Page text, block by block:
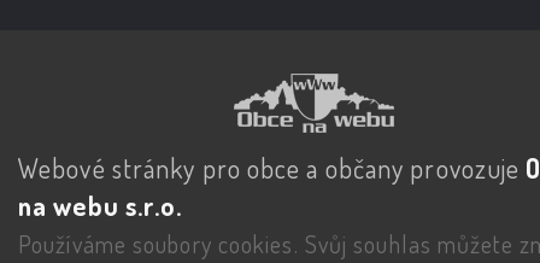
Webové stránky pro obce a občany provozuje
na webu s.r.o.
Používáme soubory cookies. Svůj souhlas můžete